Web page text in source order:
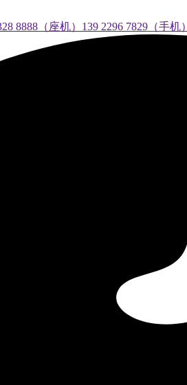
8888（座机）139 2296 7829（手机）